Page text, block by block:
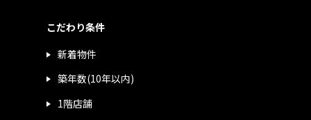
こだわり条件
新着物件
築年数(10年以内)
1階店舗